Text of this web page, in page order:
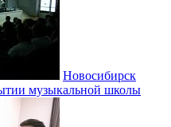
Новосибирск
музыкальной школы